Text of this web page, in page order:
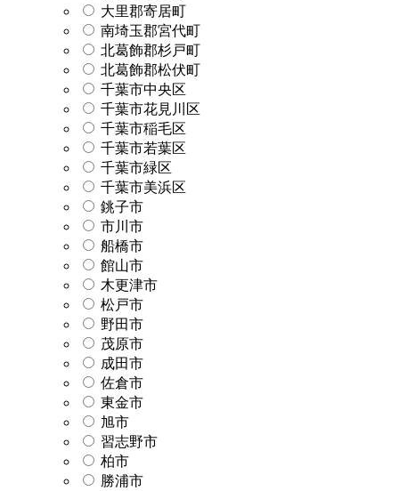
大里郡寄居町
南埼玉郡宮代町
北葛飾郡杉戸町
北葛飾郡松伏町
千葉市中央区
千葉市花見川区
千葉市稲毛区
千葉市若葉区
千葉市緑区
千葉市美浜区
銚子市
市川市
船橋市
館山市
木更津市
松戸市
野田市
茂原市
成田市
佐倉市
東金市
旭市
習志野市
柏市
勝浦市